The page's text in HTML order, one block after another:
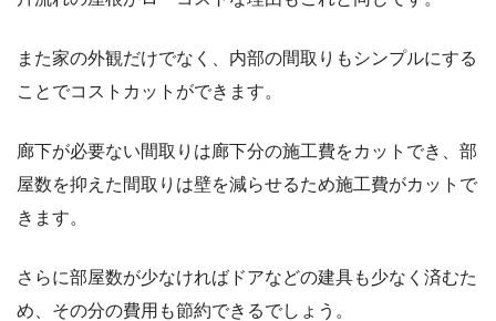
また家の外観だけでなく、内部の間取りもシンプルにする
ことでコストカットができます。
廊下が必要ない間取りは廊下分の施工費をカットでき、部
屋数を抑えた間取りは壁を減らせるため施工費がカットで
きます。
さらに部屋数が少なければドアなどの建具も少なく済むた
め、その分の費用も節約できるでしょう。